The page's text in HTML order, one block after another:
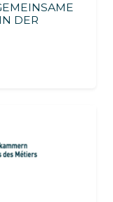
DER